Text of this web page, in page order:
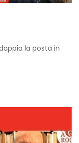
la posta in